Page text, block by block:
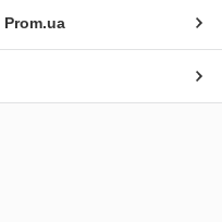
Prom.ua